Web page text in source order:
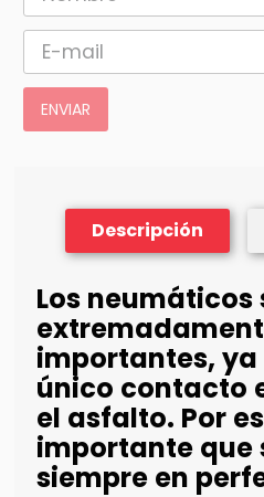
ENVIAR
Descripción
Los neumáticos
importantes, ya
único contacto
el asfalto. Por
importante que
siempre en